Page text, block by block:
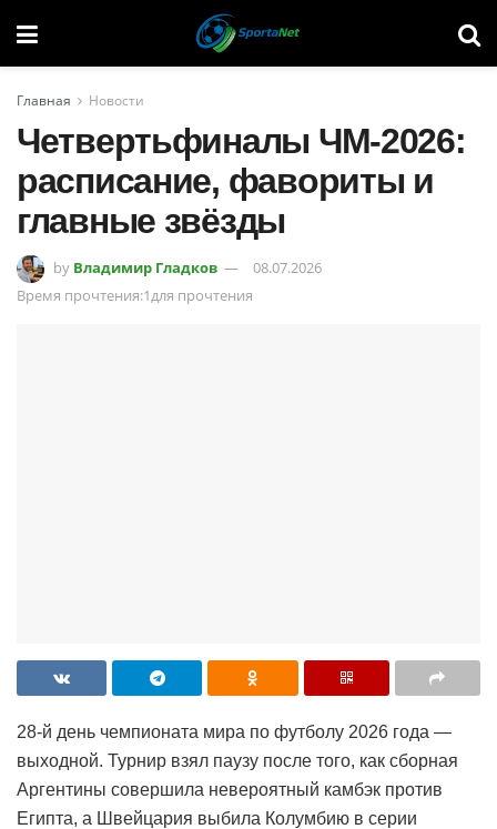
Главная Новости
Четвертьфиналы ЧМ-2026:
расписание, фавориты и
главные звёзды
by Владимир Гладков
08.07.2026
Время прочтения:1для прочтения
28-й день чемпионата мира по футболу 2026 года —
выходной. Турнир взял паузу после того, как сборная
Аргентины совершила невероятный камбэк против
Египта, а Швейцария выбила Колумбию в серии